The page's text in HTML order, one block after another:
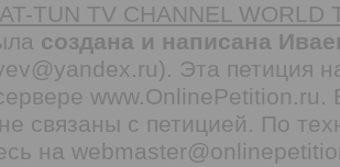
TUN TV CHANNEL WORLD
создана и написана
Эта петиция
связаны с петицией. По
на